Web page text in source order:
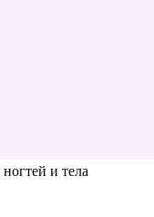
и тела